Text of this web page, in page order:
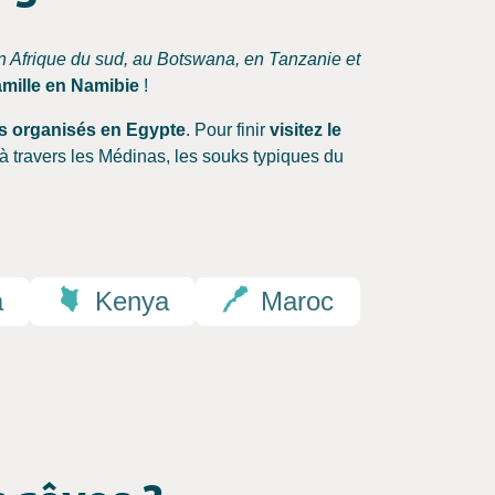
Afrique du sud, au Botswana, en Tanzanie et
en Namibie !
organisés en Egypte. Pour finir visitez le
travers les Médinas, les souks typiques du
Kenya Maroc